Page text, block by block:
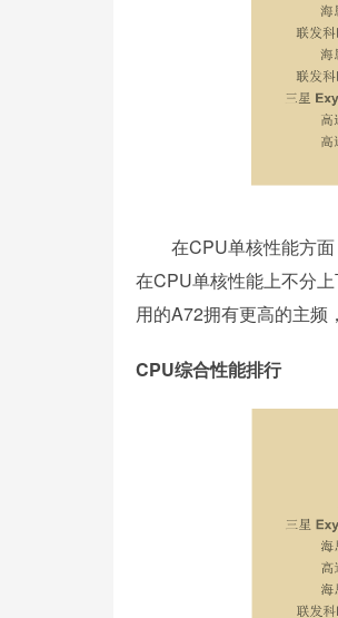
在CPU单核性能方面
在CPU单核性能上不分
用的A72拥有更高的主频
CPU综合性能排行